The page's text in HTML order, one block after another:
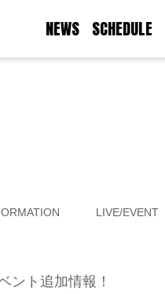
NEWS SCHEDULE
LIVE/EVENT
ント追加情報！